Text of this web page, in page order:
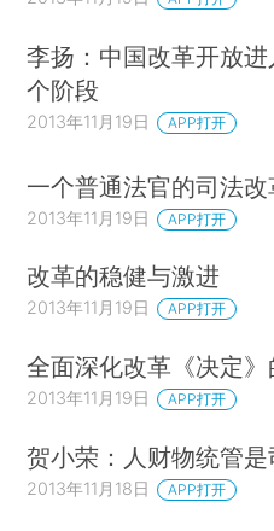
李扬：中国改革开放进
个阶段
2013年11月19日 APP打开
一个普通法官的司法
2013年11月19日 APP打开
改革的稳健与激进
2013年11月19日 APP打开
全面深化改革《决定
2013年11月19日 APP打开
贺小荣：人财物统管
2013年11月18日 APP打开